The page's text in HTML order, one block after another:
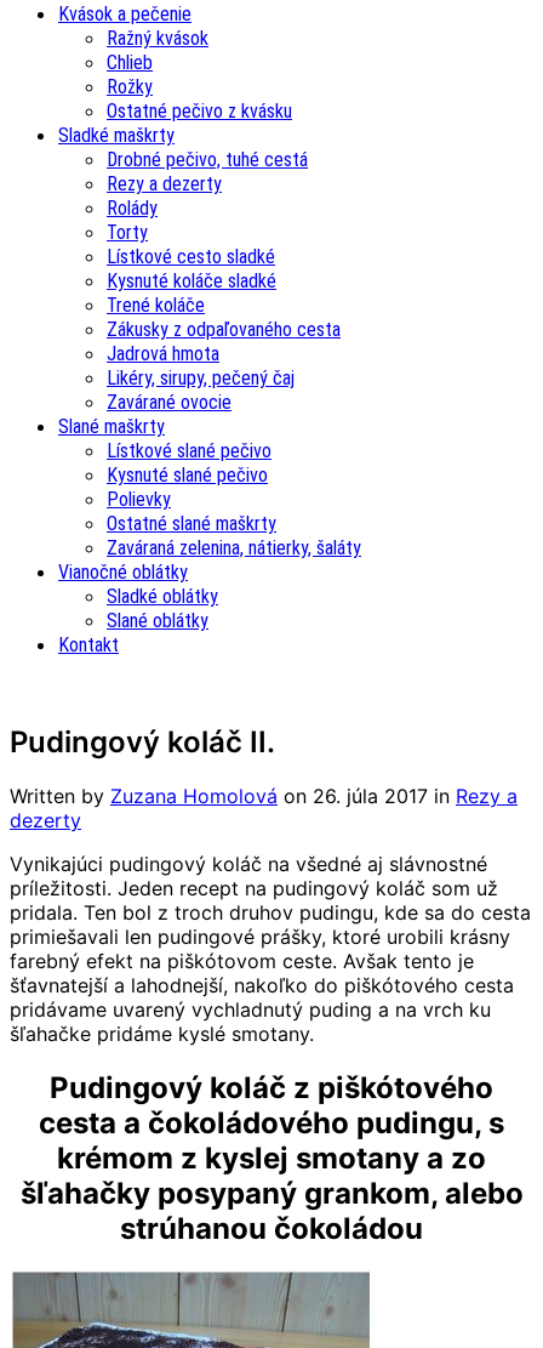
Kvások a pečenie
Ražný kvások
Chlieb
Rožky
Ostatné pečivo z kvásku
Sladké maškrty
Drobné pečivo, tuhé cestá
Rezy a dezerty
Rolády
Torty
Lístkové cesto sladké
Kysnuté koláče sladké
Trené koláče
Zákusky z odpaľovaného cesta
Jadrová hmota
Likéry, sirupy, pečený čaj
Zavárané ovocie
Slané maškrty
Lístkové slané pečivo
Kysnuté slané pečivo
Polievky
Ostatné slané maškrty
Zaváraná zelenina, nátierky, šaláty
Vianočné oblátky
Sladké oblátky
Slané oblátky
Kontakt
Pudingový koláč II.
Written by Zuzana Homolová on 26. júla 2017 in Rezy a
dezerty
Vynikajúci pudingový koláč na všedné aj slávnostné
príležitosti. Jeden recept na pudingový koláč som už
pridala. Ten bol z troch druhov pudingu, kde sa do cesta
primiešavali len pudingové prášky, ktoré urobili krásny
farebný efekt na piškótovom ceste. Avšak tento je
šťavnatejší a lahodnejší, nakoľko do piškótového cesta
pridávame uvarený vychladnutý puding a na vrch ku
šľahačke pridáme kyslé smotany.
Pudingový koláč z piškótového
cesta a čokoládového pudingu, s
krémom z kyslej smotany a zo
šľahačky posypaný grankom, alebo
strúhanou čokoládou